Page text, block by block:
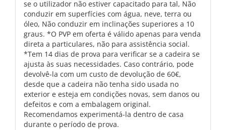
se o utilizador não estiver capacitado para tal, Não
conduzir em superfícies com água, neve, terra ou
óleo, Não conduzir em inclinações superiores a 10
graus. *O PVP em oferta é válido apenas para venda
direta a particulares, não para assistência social.
*Tem 14 dias de prova para verificar se a cadeira se
ajusta às suas necessidades. Caso contrário, pode
devolvê-la com um custo de devolução de 60€,
desde que a cadeira não tenha sido usada no
exterior e esteja em condições novas, sem danos ou
defeitos e com a embalagem original.
Recomendamos experimentá-la dentro de casa
durante o período de prova.